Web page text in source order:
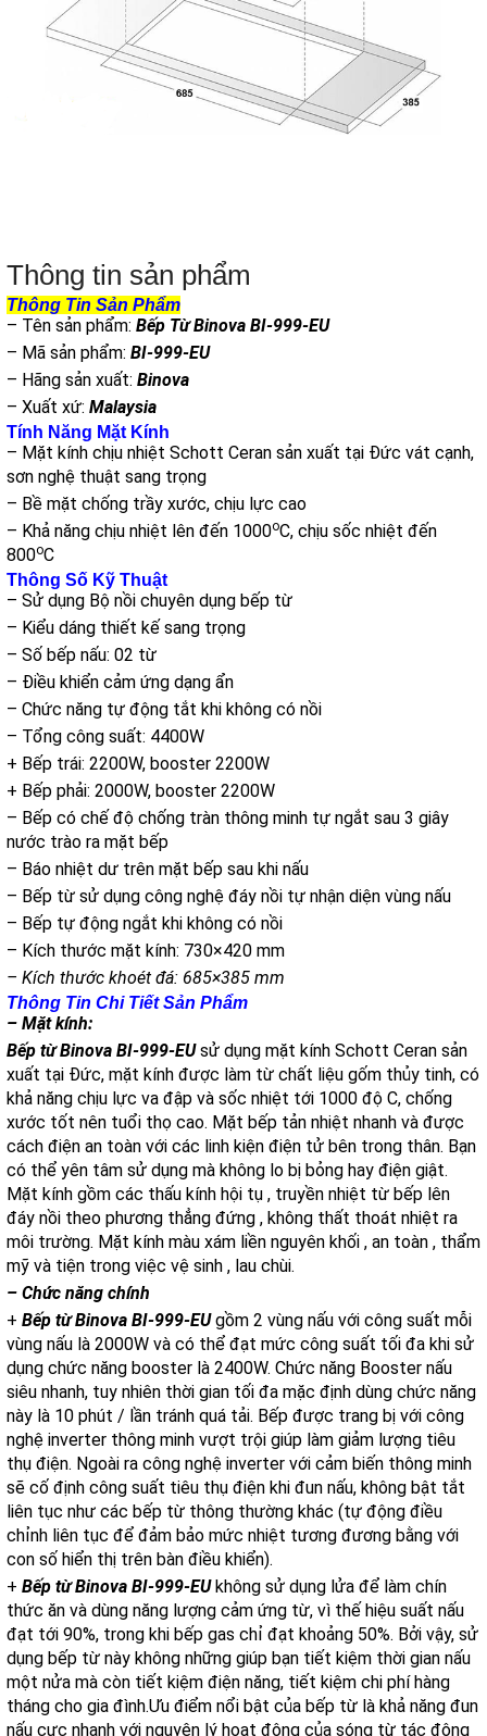
Thông tin sản phẩm
Thông Tin Sản Phẩm
– Tên sản phẩm: Bếp Từ Binova BI-999-EU
– Mã sản phẩm: BI-999-EU
– Hãng sản xuất: Binova
– Xuất xứ: Malaysia
Tính Năng Mặt Kính
– Mặt kính chịu nhiệt Schott Ceran sản xuất tại Đức vát cạnh,
sơn nghệ thuật sang trọng
– Bề mặt chống trầy xước, chịu lực cao
– Khả năng chịu nhiệt lên đến 1000oC, chịu sốc nhiệt đến
800oC
Thông Số Kỹ Thuật
– Sử dụng Bộ nồi chuyên dụng bếp từ
– Kiểu dáng thiết kế sang trọng
– Số bếp nấu: 02 từ
– Điều khiển cảm ứng dạng ẩn
– Chức năng tự động tắt khi không có nồi
– Tổng công suất: 4400W
+ Bếp trái: 2200W, booster 2200W
+ Bếp phải: 2000W, booster 2200W
– Bếp có chế độ chống tràn thông minh tự ngắt sau 3 giây
nước trào ra mặt bếp
– Báo nhiệt dư trên mặt bếp sau khi nấu
– Bếp từ sử dụng công nghệ đáy nồi tự nhận diện vùng nấu
– Bếp tự động ngắt khi không có nồi
– Kích thước mặt kính: 730×420 mm
– Kích thước khoét đá: 685×385 mm
Thông Tin Chi Tiết Sản Phẩm
– Mặt kính:
Bếp từ Binova BI-999-EUsử dụng mặt kính Schott Ceran sản
xuất tại Đức, mặt kính được làm từ chất liệu gốm thủy tinh, có
khả năng chịu lực va đập và sốc nhiệt tới 1000 độ C, chống
xước tốt nên tuổi thọ cao. Mặt bếp tản nhiệt nhanh và được
cách điện an toàn với các linh kiện điện tử bên trong thân. Bạn
có thể yên tâm sử dụng mà không lo bị bỏng hay điện giật.
Mặt kính gồm các thấu kính hội tụ , truyền nhiệt từ bếp lên
đáy nồi theo phương thẳng đứng , không thất thoát nhiệt ra
môi trường. Mặt kính màu xám liền nguyên khối , an toàn , thẩm
mỹ và tiện trong việc vệ sinh , lau chùi.
– Chức năng chính
+ Bếp từ Binova BI-999-EUgồm 2 vùng nấu với công suất mỗi
vùng nấu là 2000W và có thể đạt mức công suất tối đa khi sử
dụng chức năng booster là 2400W. Chức năng Booster nấu
siêu nhanh, tuy nhiên thời gian tối đa mặc định dùng chức năng
này là 10 phút / lần tránh quá tải. Bếp được trang bị với công
nghệ inverter thông minh vượt trội giúp làm giảm lượng tiêu
thụ điện. Ngoài ra công nghệ inverter với cảm biến thông minh
sẽ cố định công suất tiêu thụ điện khi đun nấu, không bật tắt
liên tục như các bếp từ thông thường khác (tự động điều
chỉnh liên tục để đảm bảo mức nhiệt tương đương bằng với
con số hiển thị trên bàn điều khiển).
+ Bếp từ Binova BI-999-EUkhông sử dụng lửa để làm chín
thức ăn và dùng năng lượng cảm ứng từ, vì thế hiệu suất nấu
đạt tới 90%, trong khi bếp gas chỉ đạt khoảng 50%. Bởi vậy, sử
dụng bếp từ này không những giúp bạn tiết kiệm thời gian nấu
một nửa mà còn tiết kiệm điện năng, tiết kiệm chi phí hàng
tháng cho gia đình.Ưu điểm nổi bật của bếp từ là khả năng đun
nấu cực nhanh với nguyên lý hoạt động của sóng từ tác động